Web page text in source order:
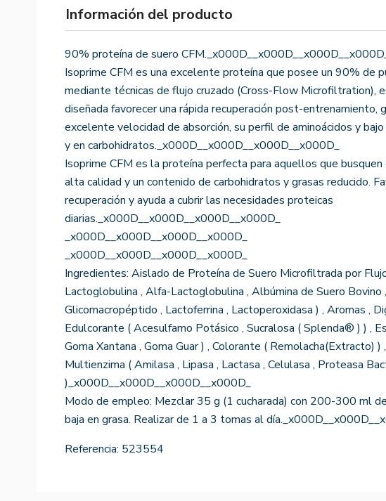
Información del producto
90% proteína de suero
Isoprime CFM es una excelente proteína que posee un 90% de
mediante técnicas de flujo cruzado (Cross-Flow Microfiltration),
diseñada favorecer una rápida recuperación post-entrenamiento,
excelente velocidad de absorción, su perfil de aminoácidos y
y en carbohidratos._x000D__x000D__x000D__x000D_
Isoprime CFM es la proteína perfecta para aquellos que busquen
alta calidad y un contenido de carbohidratos y grasas reducido.
recuperación y ayuda a cubrir las necesidades proteicas
diarias._x000D__x000D__x000D__x000D_
_x000D__x000D__x000D__x000D_
_x000D__x000D__x000D__x000D_
Ingredientes: Aislado de Proteína de Suero Microfiltrada por
Lactoglobulina , Alfa-Lactoglobulina , Albúmina de Suero Bovino
Glicomacropéptido , Lactoferrina , Lactoperoxidasa ) , Aromas ,
Edulcorante ( Acesulfamo Potásico , Sucralosa ( Splenda® ) ) ,
Goma Xantana , Goma Guar ) , Colorante ( Remolacha(Extracto) )
Multienzima ( Amilasa , Lipasa , Lactasa , Celulasa , Proteasa
)_x000D__x000D__x000D__x000D_
Modo de empleo: Mezclar 35 g (1 cucharada) con 200-300 ml
baja en grasa. Realizar de 1 a 3 tomas al
Referencia: 523554